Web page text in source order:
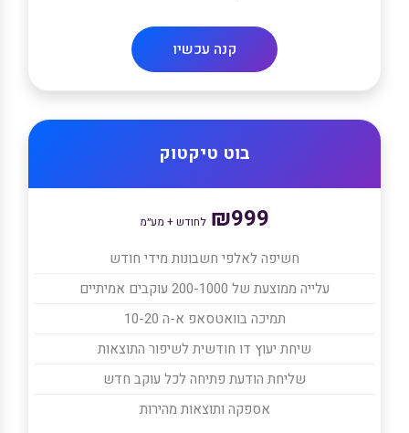
קנה עכשיו
בוט טיקטוק
₪999 לחודש + מע״מ
חשיפה לאלפי חשבונות מידי חודש
עלייה ממוצעת של 200-1000 עוקבים אמיתיים
תמיכה בוואטסאפ א-ה 10-20
שיחת יעוץ דו חודשית לשיפור התוצאות
שליחת הודעת פתיחה לכל עוקב חדש
אספקה ותוצאות מהירות